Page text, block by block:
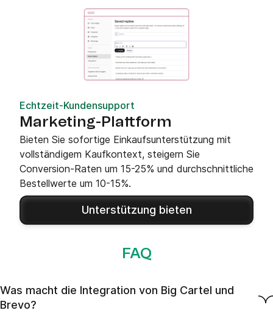
Echtzeit-Kundensupport
Marketing-Plattform
Bieten Sie sofortige Einkaufsunterstützung mit
vollständigem Kaufkontext, steigern Sie
Conversion-Raten um 15-25% und durchschnittliche
Bestellwerte um 10-15%.
Unterstützung bieten
FAQ
Was macht die Integration von Big Cartel und
Brevo?